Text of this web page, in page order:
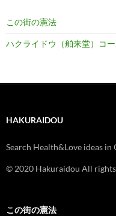
この街の憲法
ハクライドウ（舶来堂）コ
HAKURAIDOU
Search Health&Love ideas in
© 2020 Hakuraidou All
この街の憲法